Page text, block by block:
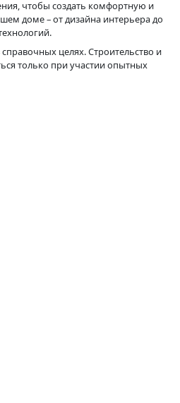
чтобы создать комфортную и
доме – от дизайна интерьера до
целях. Строительство и
только при участии опытных